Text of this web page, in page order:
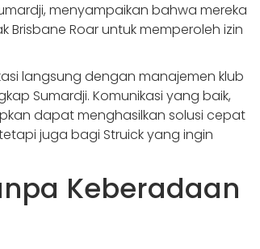
menyampaikan bahwa mereka
Roar untuk memperoleh izin
langsung dengan manajemen klub
Sumardji. Komunikasi yang baik,
dapat menghasilkan solusi cepat
juga bagi Struick yang ingin
Keberadaan